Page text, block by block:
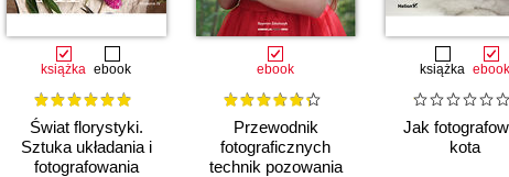
książka ebook
Świat florystyki.
Sztuka układania i
fotografowania
ebook
Przewodnik
fotograficznych
technik pozowania
książka ebook
Jak
kota